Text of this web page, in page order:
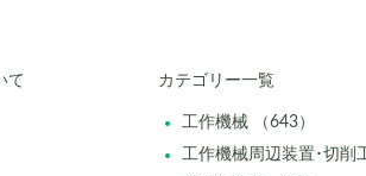
て カテゴリー一覧
工作機械 （643）
工作機械周辺装置･切削